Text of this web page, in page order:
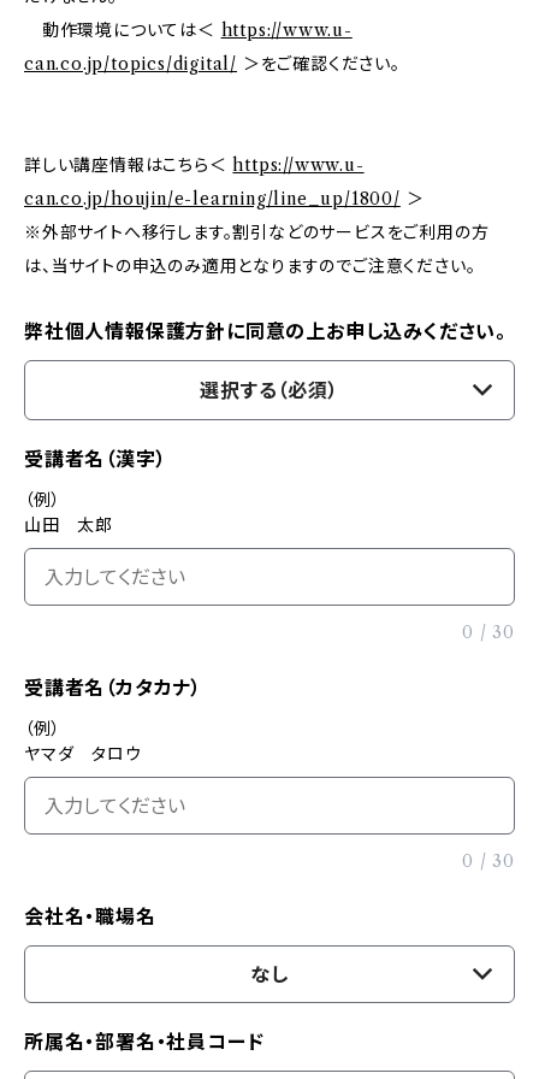
動作環境については＜ https://www.u-
can.co.jp/topics/digital/ ＞をご確認ください。
詳しい講座情報はこちら＜https://www.u-
can.co.jp/houjin/e-learning/line_up/1800/ ＞
※外部サイトへ移行します。割引などのサービスをご利用の方
は、当サイトの申込のみ適用となりますのでご注意ください。
弊社個人情報保護方針に同意の上お申し込みください。
選択する（必須）
受講者名（漢字）
（例）
山田 太郎
0 / 30
受講者名（カタカナ）
（例）
ヤマダ タロウ
0 / 30
会社名・職場名
なし
所属名・部署名・社員コード